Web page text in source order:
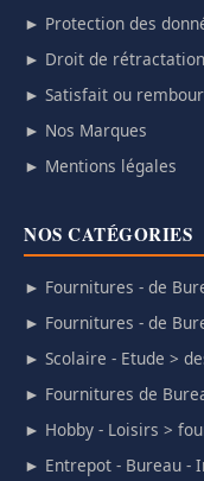
► Protection des
► Droit de rétractation
► Satisfait ou
► Nos Marques
► Mentions légales
NOS CATÉGORIES
► Fournitures - de
► Fournitures - de
► Scolaire - Etude >
► Fournitures de
► Hobby - Loisirs >
► Entrepot - Bureau -